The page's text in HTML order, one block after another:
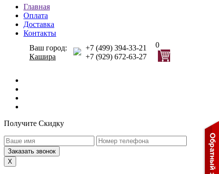
Главная
Оплата
Доставка
Контакты
Ваш город:
Кашира
+7 (499) 394-33-21
+7 (929) 672-63-27
0
Получите Скидку
X